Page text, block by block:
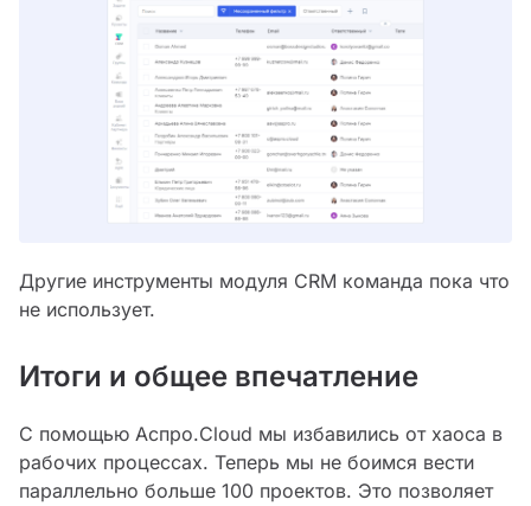
Другие инструменты модуля CRM команда пока что
не использует.
Итоги и общее впечатление
С помощью Аспро.Cloud мы избавились от хаоса в
рабочих процессах. Теперь мы не боимся вести
параллельно больше 100 проектов. Это позволяет